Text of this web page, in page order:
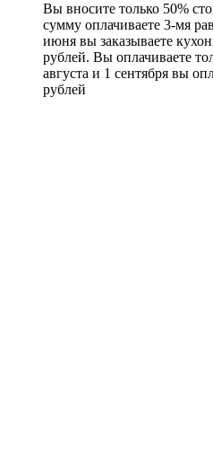
Вы вносите только 50%
сумму оплачиваете 3-мя
июня вы заказываете
рублей. Вы оплачиваете
августа и 1 сентября вы
рублей